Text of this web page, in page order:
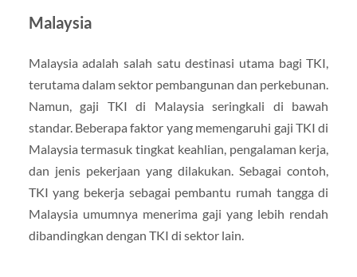
Malaysia
Malaysia adalah salah satu destinasi utama bagi TKI,
terutama dalam sektor pembangunan dan perkebunan.
Namun, gaji TKI di Malaysia seringkali di bawah
standar. Beberapa faktor yang memengaruhi gaji TKI di
Malaysia termasuk tingkat keahlian, pengalaman kerja,
dan jenis pekerjaan yang dilakukan. Sebagai contoh,
TKI yang bekerja sebagai pembantu rumah tangga di
Malaysia umumnya menerima gaji yang lebih rendah
dibandingkan dengan TKI di sektor lain.